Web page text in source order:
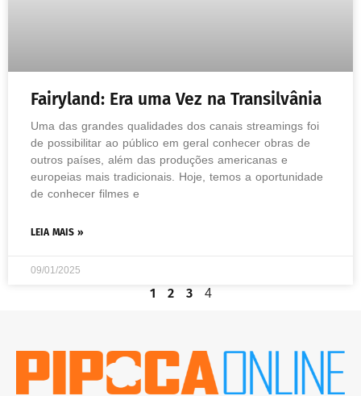
Fairyland: Era uma Vez na Transilvânia
Uma das grandes qualidades dos canais streamings foi
de possibilitar ao público em geral conhecer obras de
outros países, além das produções americanas e
europeias mais tradicionais. Hoje, temos a oportunidade
de conhecer filmes e
LEIA MAIS »
09/01/2025
1 2 3 4